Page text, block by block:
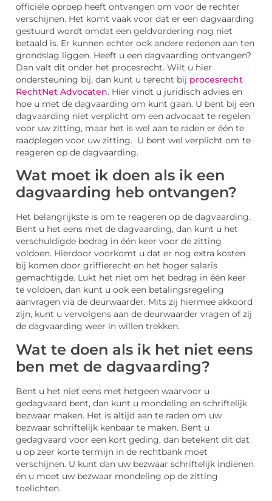
officiële oproep heeft ontvangen om voor de rechter
verschijnen. Het komt vaak voor dat er een dagvaarding
gestuurd wordt omdat een geldvordering nog niet
betaald is. Er kunnen echter ook andere redenen aan ten
grondslag liggen. Heeft u een dagvaarding ontvangen?
Dan valt dit onder het procesrecht. Wilt u hier
ondersteuning bij, dan kunt u terecht bij procesrecht
RechtNet Advocaten. Hier vindt u juridisch advies en
hoe u met de dagvaarding om kunt gaan. U bent bij een
dagvaarding niet verplicht om een advocaat te regelen
voor uw zitting, maar het is wel aan te raden er één te
raadplegen voor uw zitting. U bent wel verplicht om te
reageren op de dagvaarding.
Wat moet ik doen als ik een
dagvaarding heb ontvangen?
Het belangrijkste is om te reageren op de dagvaarding.
Bent u het eens met de dagvaarding, dan kunt u het
verschuldigde bedrag in één keer voor de zitting
voldoen. Hierdoor voorkomt u dat er nog extra kosten
bij komen door griffierecht en het hoger salaris
gemachtigde. Lukt het niet om het bedrag in één keer
te voldoen, dan kunt u ook een betalingsregeling
aanvragen via de deurwaarder. Mits zij hiermee akkoord
zijn, kunt u vervolgens aan de deurwaarder vragen of zij
de dagvaarding weer in willen trekken.
Wat te doen als ik het niet eens
ben met de dagvaarding?
Bent u het niet eens met hetgeen waarvoor u
gedagvaard bent, dan kunt u mondeling en schriftelijk
bezwaar maken. Het is altijd aan te raden om uw
bezwaar schriftelijk kenbaar te maken. Bent u
gedagvaard voor een kort geding, dan betekent dit dat
u op zeer korte termijn in de rechtbank moet
verschijnen. U kunt dan uw bezwaar schriftelijk indienen
én u moet uw bezwaar mondeling op de zitting
toelichten.